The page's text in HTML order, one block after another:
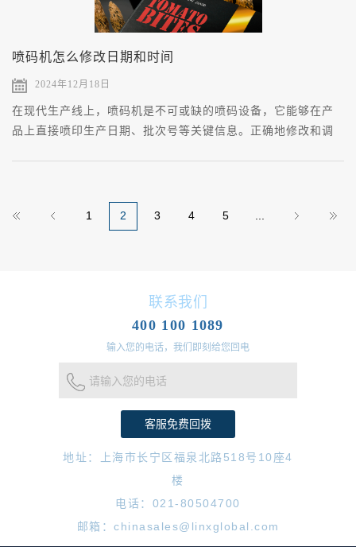
喷码机怎么修改日期和时间
2024年12月18日
在现代生产线上，喷码机是不可或缺的喷码设备，它能够在产
品上直接喷印生产日期、批次号等关键信息。正确地修改和调
1 2 3 4 5
联系我们
400 100 1089
输入您的电话，我们即刻给您回电
请输入您的电话
地址：上海市长宁区福泉北路518号10座4
楼
电话：021-80504700
邮箱：chinasales@linxglobal.com